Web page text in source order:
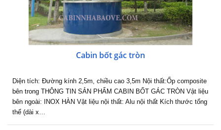
Cabin bốt gác tròn
Diện tích: Đường kính 2,5m, chiều cao 3,5m Nội thất:Ốp composite
bên trong THÔNG TIN SẢN PHẨM CABIN BỐT GÁC TRÒN Vật liệu
bên ngoài: INOX HÀN Vật liệu nội thất: Alu nội thất Kích thước tổng
thể (dài x…